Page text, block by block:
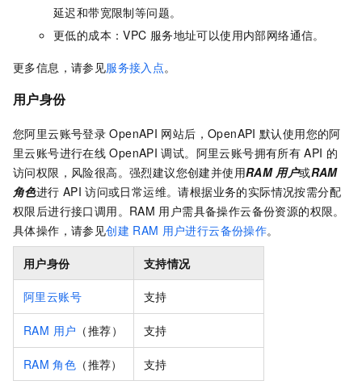
延迟和带宽限制等问题。
更低的成本：VPC 服务地址可以使用内部网络通信。
更多信息，请参见服务接入点。
用户身份
您阿里云账号登录 OpenAPI 网站后，OpenAPI 默认使用您的阿
里云账号进行在线 OpenAPI 调试。阿里云账号拥有所有 API 的
访问权限，风险很高。强烈建议您创建并使用RAM 用户或RAM
角色进行 API 访问或日常运维。请根据业务的实际情况按需分配
权限后进行接口调用。RAM 用户需具备操作云备份资源的权限。
具体操作，请参见创建 RAM 用户进行云备份操作。
用户身份 支持情况
阿里云账号 支持
RAM 用户 （推荐） 支持
RAM 角色 （推荐） 支持